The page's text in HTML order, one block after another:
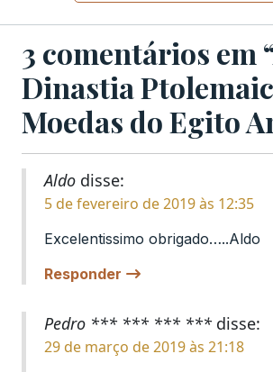
3 comentários em
Dinastia
Moedas do Egito
Aldo disse:
5 de fevereiro de 2019 às 12:35
Excelentissimo obrigado…..Aldo
Responder
Pedro *** *** *** *** disse:
29 de março de 2019 às 21:18